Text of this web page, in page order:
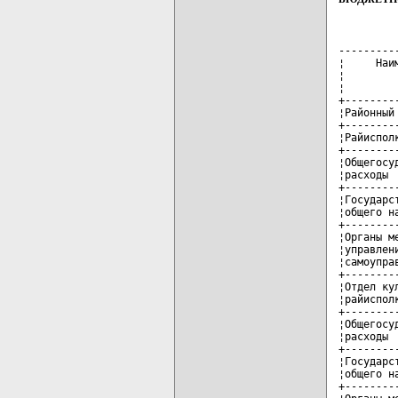
------------------------+-----T------+---------+---T----------------
¦     Наименование      ¦Глава¦Раздел¦Подраздел¦Вид¦     Объем     ¦
¦                       ¦     ¦      ¦         ¦   ¦финансирования,¦
¦                       ¦     ¦      ¦         ¦   ¦ тысяч рублей  ¦
+-----------------------+-----+------+---------+---+---------------+
¦Районный бюджет        ¦     ¦      ¦         ¦   ¦      +898377,0¦
+-----------------------+-----+------+---------+---+---------------+
¦Райисполком            ¦ 010 ¦      ¦         ¦   ¦       +45725,6¦
+-----------------------+-----+------+---------+---+---------------+
¦Общегосударственные    ¦ 010 ¦  01  ¦         ¦   ¦       +45725,6¦
¦расходы                ¦     ¦      ¦         ¦   ¦               ¦
+-----------------------+-----+------+---------+---+---------------+
¦Государственные органы ¦ 010 ¦  01  ¦   01    ¦   ¦       +45725,6¦
¦общего назначения      ¦     ¦      ¦         ¦   ¦               ¦
+-----------------------+-----+------+---------+---+---------------+
¦Органы местного        ¦ 010 ¦  01  ¦   01    ¦04 ¦       +45725,6¦
¦управления и           ¦     ¦      ¦         ¦   ¦               ¦
¦самоуправления         ¦     ¦      ¦         ¦   ¦               ¦
+-----------------------+-----+------+---------+---